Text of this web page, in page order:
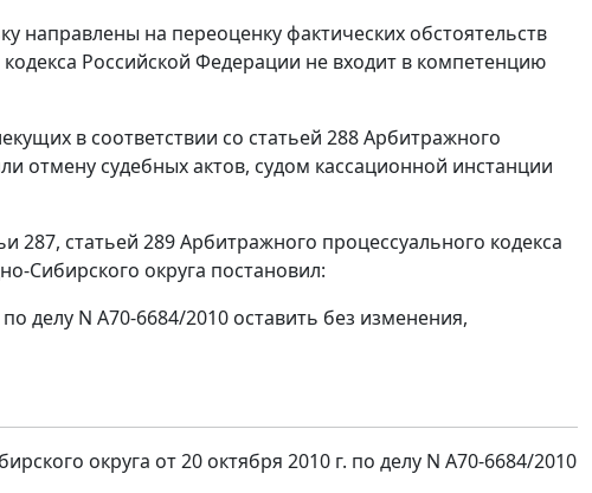
на переоценку фактических обстоятельств
Российской Федерации не входит в компетенцию
в соответствии со статьей 288 Арбитражного
отмену судебных актов, судом кассационной инстанции
287, статьей 289 Арбитражного процессуального кодекса
Сибирского округа постановил:
делу N А70-6684/2010 оставить без изменения,
округа от 20 октября 2010 г. по делу N А70-6684/2010